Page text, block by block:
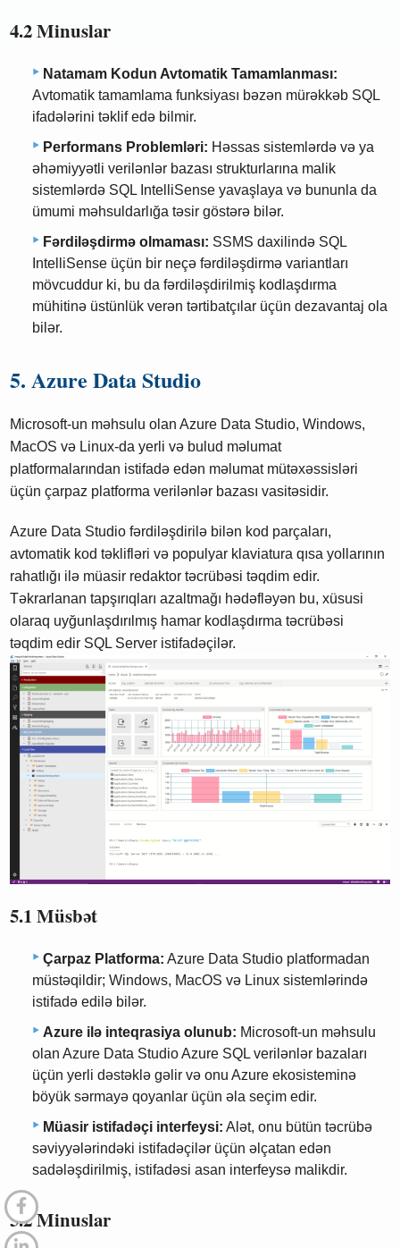
4.2 Minuslar
Natamam Kodun Avtomatik Tamamlanması:
Avtomatik tamamlama funksiyası bəzən mürəkkəb SQL
ifadələrini təklif edə bilmir.
Performans Problemləri: Həssas sistemlərdə və ya
əhəmiyyətli verilənlər bazası strukturlarına malik
sistemlərdə SQL IntelliSense yavaşlaya və bununla da
ümumi məhsuldarlığa təsir göstərə bilər.
Fərdiləşdirmə olmaması: SSMS daxilində SQL
IntelliSense üçün bir neçə fərdiləşdirmə variantları
mövcuddur ki, bu da fərdiləşdirilmiş kodlaşdırma
mühitinə üstünlük verən tərtibatçılar üçün dezavantaj ola
bilər.
5. Azure Data Studio
Microsoft-un məhsulu olan Azure Data Studio, Windows,
MacOS və Linux-da yerli və bulud məlumat
platformalarından istifadə edən məlumat mütəxəssisləri
üçün çarpaz platforma verilənlər bazası vasitəsidir.
Azure Data Studio fərdiləşdirilə bilən kod parçaları,
avtomatik kod təklifləri və populyar klaviatura qısa yollarının
rahatlığı ilə müasir redaktor təcrübəsi təqdim edir.
Təkrarlanan tapşırıqları azaltmağı hədəfləyən bu, xüsusi
olaraq uyğunlaşdırılmış hamar kodlaşdırma təcrübəsi
təqdim edir SQL Server istifadəçilər.
5.1 Müsbət
Çarpaz Platforma: Azure Data Studio platformadan
müstəqildir; Windows, MacOS və Linux sistemlərində
istifadə edilə bilər.
Azure ilə inteqrasiya olunub: Microsoft-un məhsulu
olan Azure Data Studio Azure SQL verilənlər bazaları
üçün yerli dəstəklə gəlir və onu Azure ekosisteminə
böyük sərmayə qoyanlar üçün əla seçim edir.
Müasir istifadəçi interfeysi: Alət, onu bütün təcrübə
səviyyələrindəki istifadəçilər üçün əlçatan edən
sadələşdirilmiş, istifadəsi asan interfeysə malikdir.
5.2 Minuslar